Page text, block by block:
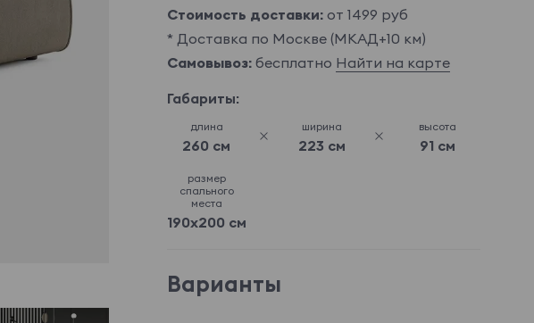
Стоимость доставки:от 1499 руб
* Доставка по Москве (МКАД+10 км)
Самовывоз:бесплатно Найти на карте
Габариты:
длина
260 см
ширина
223 см
высота
91 см
размер
спального
места
190x200 см
Варианты